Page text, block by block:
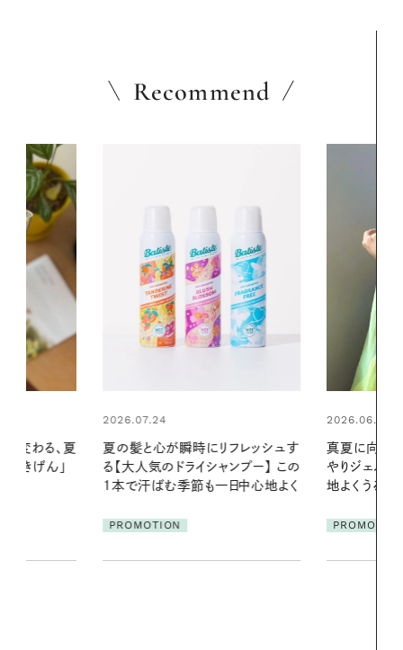
Recommend
レッシュす
プー】 この
2026.06.01
真夏に向けて、ハーブが香るひん
やりジェルと出合う。暑い季節に心
地よくうるおう、軽やかなボディケ
PROMOTION
2026.07.21
リーとの重